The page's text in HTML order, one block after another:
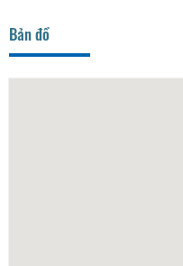
Bản đồ